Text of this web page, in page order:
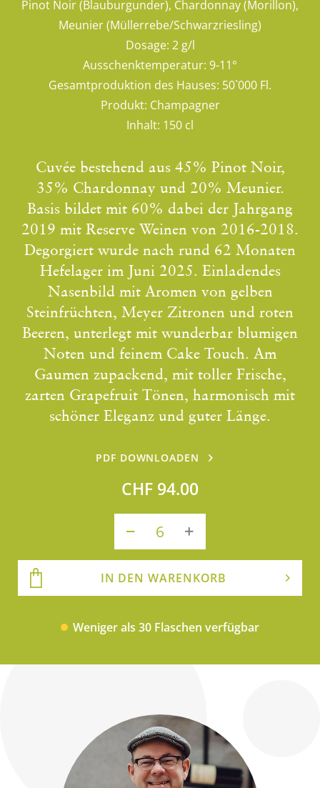
Pinot Noir (Blauburgunder), Chardonnay (Morillon),
Meunier (Müllerrebe/Schwarzriesling)
Dosage: 2 g/l
Ausschenktemperatur: 9-11°
Gesamtproduktion des Hauses: 50`000 Fl.
Produkt: Champagner
Inhalt: 150 cl
Cuvée bestehend aus 45% Pinot Noir,
35% Chardonnay und 20% Meunier.
Basis bildet mit 60% dabei der Jahrgang
2019 mit Reserve Weinen von 2016-2018.
Degorgiert wurde nach rund 62 Monaten
Hefelager im Juni 2025. Einladendes
Nasenbild mit Aromen von gelben
Steinfrüchten, Meyer Zitronen und roten
Beeren, unterlegt mit wunderbar blumigen
Noten und feinem Cake Touch. Am
Gaumen zupackend, mit toller Frische,
zarten Grapefruit Tönen, harmonisch mit
schöner Eleganz und guter Länge.
PDF DOWNLOADEN
CHF 94.00
IN DEN WARENKORB
Weniger als 30 Flaschen verfügbar